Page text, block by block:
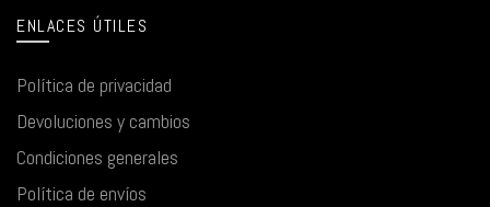
ENLACES ÚTILES
Política de privacidad
Devoluciones y cambios
Condiciones generales
Política de envíos